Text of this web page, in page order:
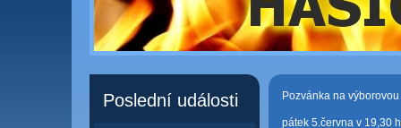
Pozvánka na
pátek 5.června v 19,30
Poslední události